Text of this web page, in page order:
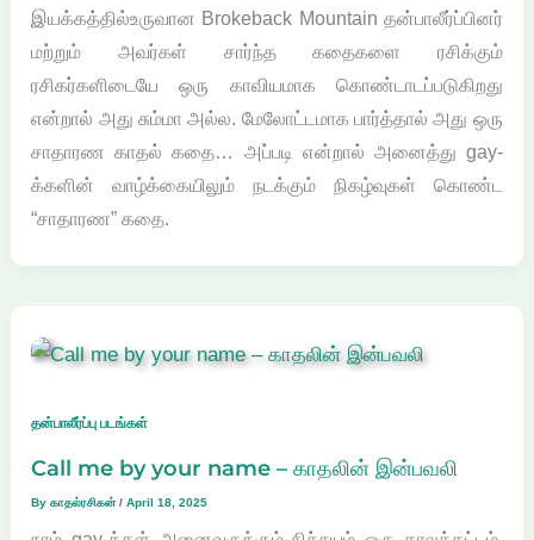
இயக்கத்தில்உருவான Brokeback Mountain தன்பாலீர்ப்பினர்
மற்றும் அவர்கள் சார்ந்த கதைகளை ரசிக்கும்
ரசிகர்களிடையே ஒரு காவியமாக கொண்டாடப்படுகிறது
என்றால் அது சும்மா அல்ல. மேலோட்டமாக பார்த்தால் அது ஒரு
சாதாரண காதல் கதை… அப்படி என்றால் அனைத்து gay-
க்களின் வாழ்க்கையிலும் நடக்கும் நிகழ்வுகள் கொண்ட
“சாதாரண” கதை.
தன்பாலீர்ப்பு படங்கள்
Call me by your name – காதலின் இன்பவலி
Byகாதல்ரசிகன்/April 18, 2025